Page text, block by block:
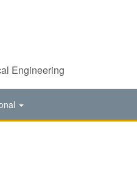
Engineering